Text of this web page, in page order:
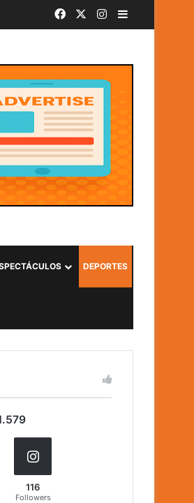
FacebookInstagram
Barra lateral
DEPORTES
116
Followers